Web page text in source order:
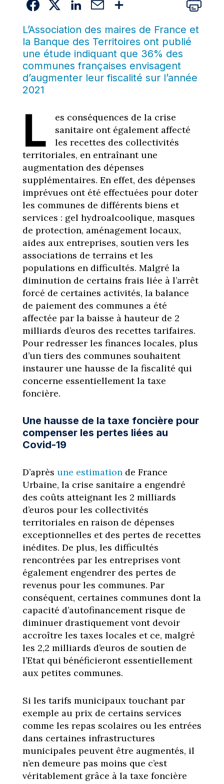
L’Association des maires de France et
la Banque des Territoires ont publié
une étude indiquant que 36% des
communes françaises envisagent
d’augmenter leur fiscalité sur l’année
2021
L
es conséquences de la crise
sanitaire ont également affecté
les recettes des collectivités
territoriales, en entraînant une
augmentation des dépenses
supplémentaires. En effet, des dépenses
imprévues ont été effectuées pour doter
les communes de différents biens et
services : gel hydroalcoolique, masques
de protection, aménagement locaux,
aides aux entreprises, soutien vers les
associations de terrains et les
populations en difficultés. Malgré la
diminution de certains frais liée à l’arrêt
forcé de certaines activités, la balance
de paiement des communes a été
affectée par la baisse à hauteur de 2
milliards d’euros des recettes tarifaires.
Pour redresser les finances locales, plus
d’un tiers des communes souhaitent
instaurer une hausse de la fiscalité qui
concerne essentiellement la taxe
foncière.
Une hausse de la taxe foncière pour
compenser les pertes liées au
Covid-19
D’après une estimationde France
Urbaine, la crise sanitaire a engendré
des coûts atteignant les 2 milliards
d’euros pour les collectivités
territoriales en raison de dépenses
exceptionnelles et des pertes de recettes
inédites. De plus, les difficultés
rencontrées par les entreprises vont
également engendrer des pertes de
revenus pour les communes. Par
conséquent, certaines communes dont la
capacité d’autofinancement risque de
diminuer drastiquement vont devoir
accroître les taxes locales et ce, malgré
les 2,2 milliards d’euros de soutien de
l’Etat qui bénéficieront essentiellement
aux petites communes.
Si les tarifs municipaux touchant par
exemple au prix de certains services
comme les repas scolaires ou les entrées
dans certaines infrastructures
municipales peuvent être augmentés, il
n’en demeure pas moins que c’est
véritablement grâce à la taxe foncière